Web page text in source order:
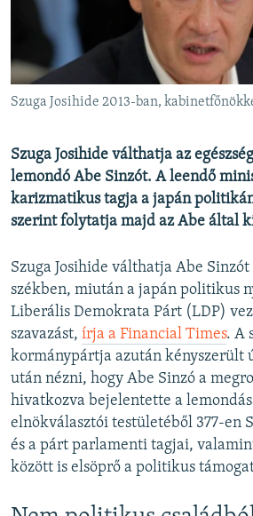
VILÁG
KLÍMAVÁLTOZÁS
A MÚLT TANULSÁGAI
Valamennyi RFE/RL weboldal
Szuga Josihide 2013-ban,
Szuga Josihide válthatja az
lemondó Abe Sinzót. A leendő
karizmatikus tagja a japán
szerint folytatja majd az Abe által
Szuga Josihide válthatja Abe
székben, miután a japán politikus
Liberális Demokrata Párt (LDP)
szavazást, írja a Financial Times. A
kormánypártja azután kényszerült
után nézni, hogy Abe Sinzó a
hivatkozva bejelentette a
elnökválasztói testületéből 377-en
és a párt parlamenti tagjai,
között is elsöprő a politikus